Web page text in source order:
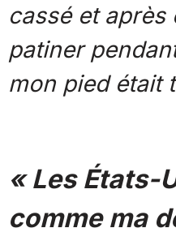
cassé et après
patiner
mon pied était
« Les États-
comme ma